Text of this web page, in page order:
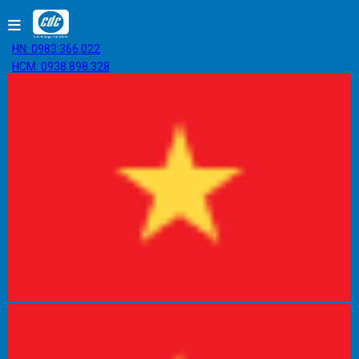
HN: 0983.366.022
HCM: 0938.898.328